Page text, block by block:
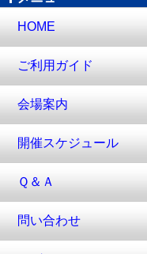
HOME
ご利用ガイド
会場案内
開催スケジュール
Ｑ＆Ａ
問い合わせ